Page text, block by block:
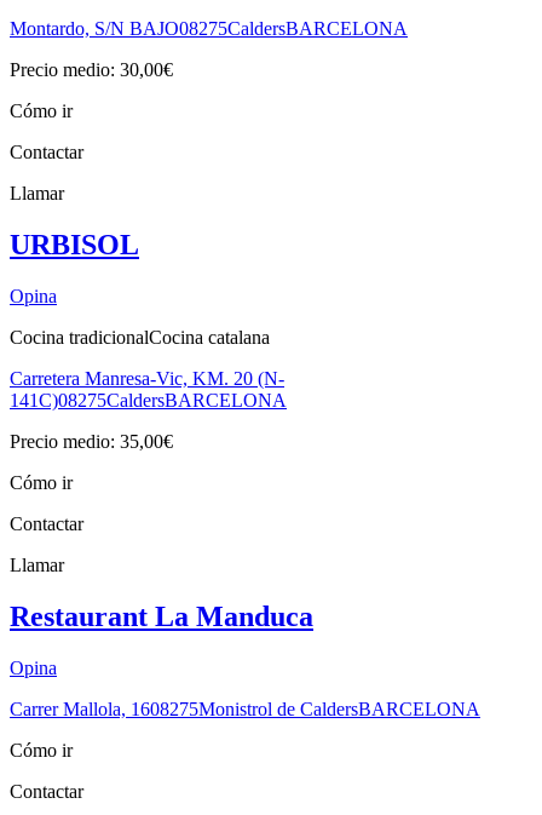
Montardo, S/N BAJO08275CaldersBARCELONA
Precio medio: 30,00€
Cómo ir
Contactar
Llamar
URBISOL
Opina
Cocina tradicionalCocina catalana
Carretera Manresa-Vic, KM. 20 (N-
141C)08275CaldersBARCELONA
Precio medio: 35,00€
Cómo ir
Contactar
Llamar
Restaurant La Manduca
Opina
Carrer Mallola, 1608275Monistrol de CaldersBARCELONA
Cómo ir
Contactar